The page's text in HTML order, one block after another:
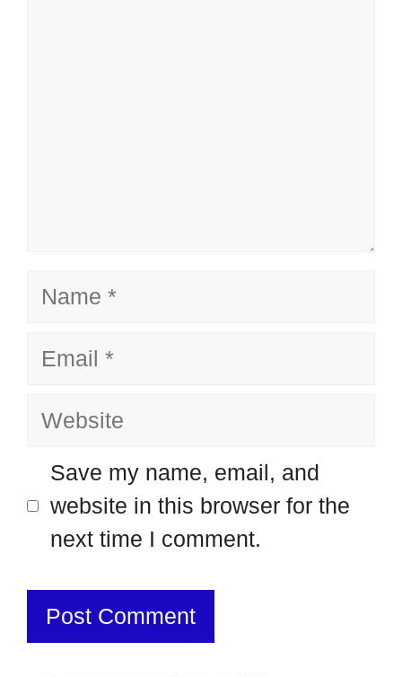
Name
Email
Website
Save my name, email, and
website in this browser for the
next time I comment.